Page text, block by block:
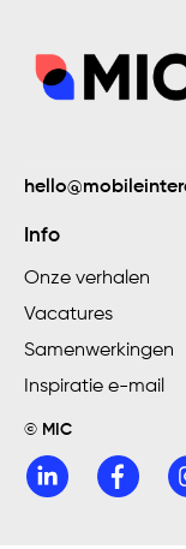
Collecteweek
Info
Onze verhalen
Vacatures
Samenwerkingen
Inspiratie e-mail
© MIC